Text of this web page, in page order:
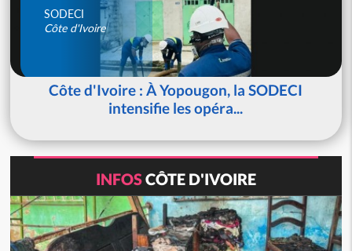
SODECI
Côte d'Ivoire
Côte d'Ivoire : À Yopougon, la SODECI
intensifie les opéra...
INFOSCÔTE D'IVOIRE